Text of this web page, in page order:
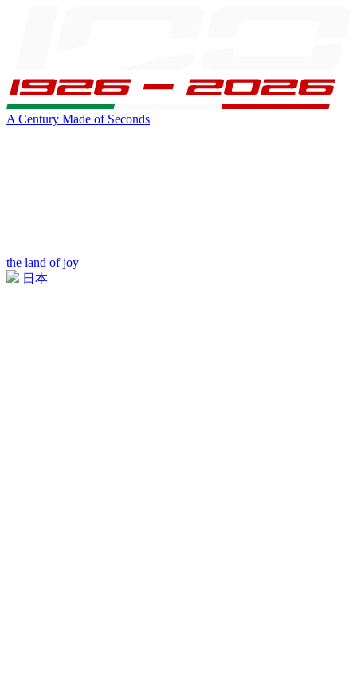
A Century Made of Seconds
the land of joy
日本